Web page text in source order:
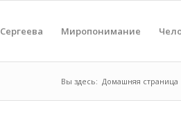
Миропонимание
Вы здесь: Домашняя страница